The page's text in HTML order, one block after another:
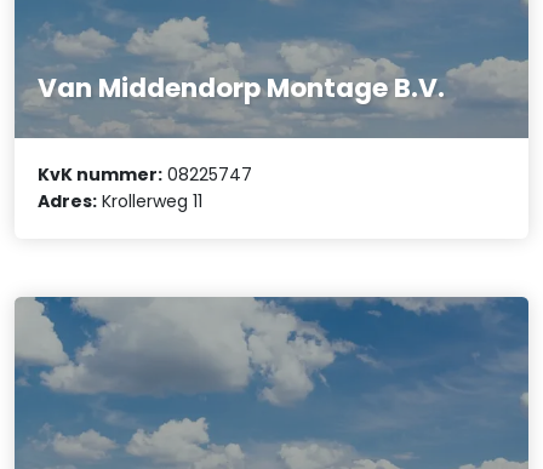
Van Middendorp Montage B.V.
KvK nummer: 08225747
Adres: Krollerweg 11